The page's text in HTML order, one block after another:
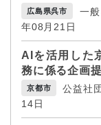
広島県呉市
一
年08月21日
AIを活用した
務に係る企画
京都市
公益社
14日